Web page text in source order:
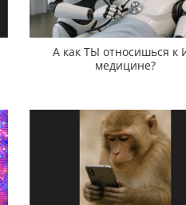
А как ТЫ относишься к
медицине?